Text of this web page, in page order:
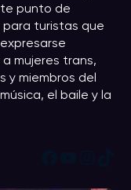
punto de
turistas que
mujeres trans,
y miembros del
el baile y la